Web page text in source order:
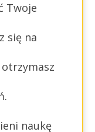
Twoje
się na
naukę